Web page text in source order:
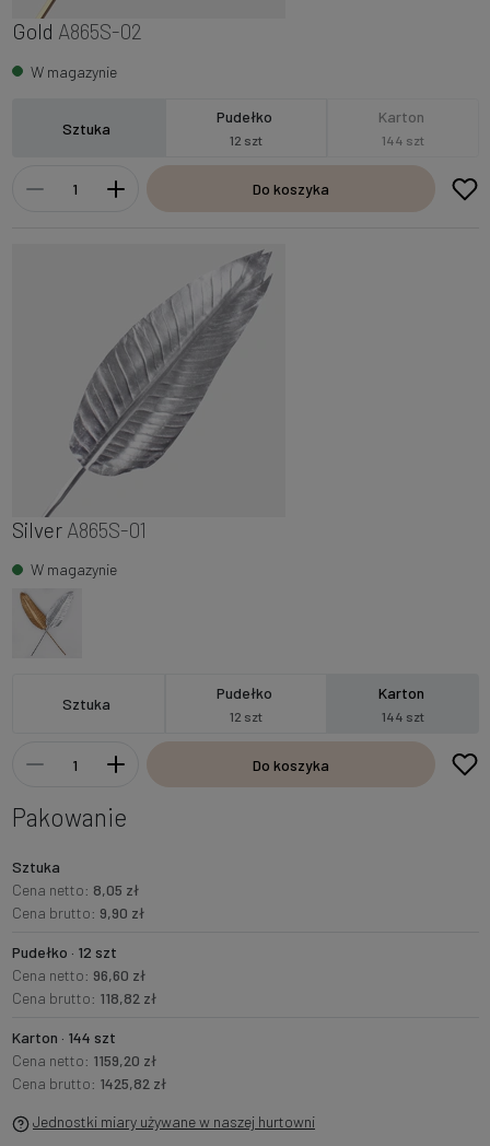
Gold A865S-02
W magazynie
Sztuka
Pudełko
12 szt
Karton
144 szt
Do koszyka
Silver A865S-01
W magazynie
Sztuka
Pudełko
12 szt
Karton
144 szt
Do koszyka
Pakowanie
Sztuka
Cena netto: 8,05 zł
Cena brutto: 9,90 zł
Pudełko · 12 szt
Cena netto: 96,60 zł
Cena brutto: 118,82 zł
Karton · 144 szt
Cena netto: 1159,20 zł
Cena brutto: 1425,82 zł
Jednostki miary używane w naszej hurtowni